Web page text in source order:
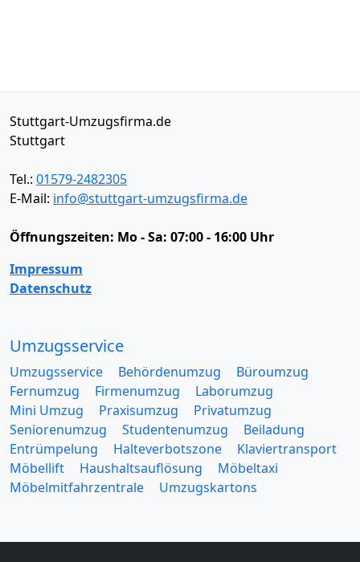
Stuttgart-Umzugsfirma.de
Stuttgart
Tel.: 01579-2482305
E-Mail: info@stuttgart-umzugsfirma.de
Öffnungszeiten: Mo - Sa: 07:00 - 16:00 Uhr
Impressum
Datenschutz
Umzugsservice
Umzugsservice Behördenumzug
Büroumzug
Fernumzug
Firmenumzug
Laborumzug
Mini Umzug
Praxisumzug
Privatumzug
Seniorenumzug
Studentenumzug
Beiladung
Entrümpelung
Halteverbotszone
Klaviertransport
Möbellift
Haushaltsauflösung
Möbeltaxi
Möbelmitfahrzentrale
Umzugskartons